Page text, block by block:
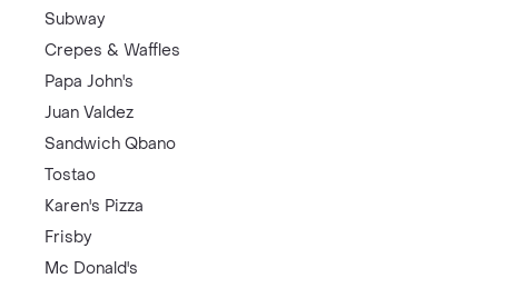
Subway
Crepes & Waffles
Papa John's
Juan Valdez
Sandwich Qbano
Tostao
Karen's Pizza
Frisby
Mc Donald's